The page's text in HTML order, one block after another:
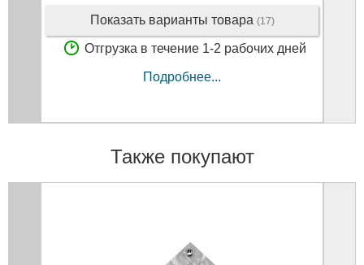
Показать варианты товара (17)
Отгрузка в течение 1-2 рабочих дней
Подробнее...
Также покупают